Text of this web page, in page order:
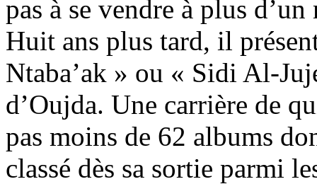
pas à se vendre à plus
Huit ans plus tard, il
Ntaba’ak » ou « Sidi Al-
d’Oujda. Une carrière de
pas moins de 62 albums
classé dès sa sortie parmi